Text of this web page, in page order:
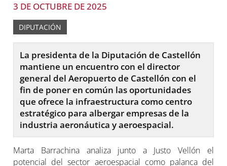
3 DE OCTUBRE DE 2025
DIPUTACIÓN
La presidenta de la Diputación de Castellón
mantiene un encuentro con el director
general del Aeropuerto de Castellón con el
fin de poner en común las oportunidades
que ofrece la infraestructura como centro
estratégico para albergar empresas de la
industria aeronáutica y aeroespacial.
Marta Barrachina analiza junto a Justo Vellón el
potencial del sector aeroespacial como palanca del